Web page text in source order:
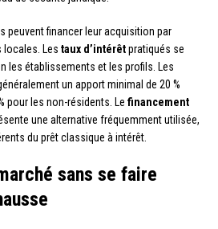
peuvent financer leur acquisition par
locales. Les taux d’intérêtpratiqués se
les établissements et les profils. Les
un apport minimal de 20 %
pour les non-résidents. Le financement
une alternative fréquemment utilisée,
du prêt classique à intérêt.
sans se faire